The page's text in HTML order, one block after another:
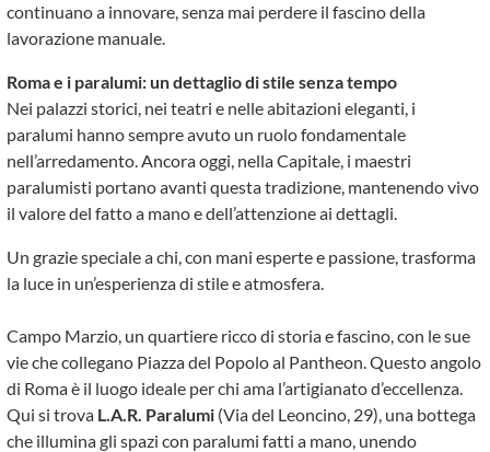
continuano a innovare, senza mai perdere il fascino della
lavorazione manuale.
Roma e i paralumi: un dettaglio di stile senza tempo
Nei palazzi storici, nei teatri e nelle abitazioni eleganti, i
paralumi hanno sempre avuto un ruolo fondamentale
nell’arredamento. Ancora oggi, nella Capitale, i maestri
paralumisti portano avanti questa tradizione, mantenendo vivo
il valore del fatto a mano e dell’attenzione ai dettagli.
Un grazie speciale a chi, con mani esperte e passione, trasforma
la luce in un’esperienza di stile e atmosfera.
Campo Marzio, un quartiere ricco di storia e fascino, con le sue
vie che collegano Piazza del Popolo al Pantheon. Questo angolo
di Roma è il luogo ideale per chi ama l’artigianato d’eccellenza.
Qui si trova L.A.R. Paralumi (Via del Leoncino, 29), una bottega
che illumina gli spazi con paralumi fatti a mano, unendo